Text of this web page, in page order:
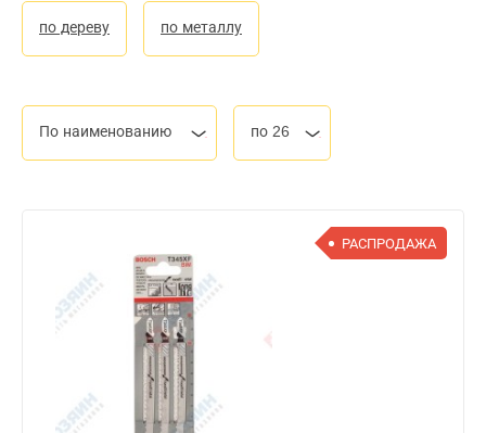
по дереву по металлу
По наименованию по 26
РАСПРОДАЖА